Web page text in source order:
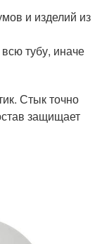
и изделий из
тубу, иначе
Стык точно
защищает